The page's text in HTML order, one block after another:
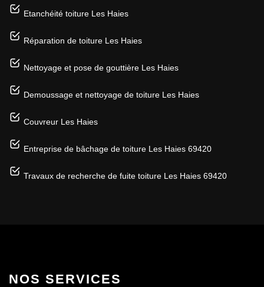
Etanchéité toiture Les Haies
Réparation de toiture Les Haies
Nettoyage et pose de gouttière Les Haies
Demoussage et nettoyage de toiture Les Haies
Couvreur Les Haies
Entreprise de bâchage de toiture Les Haies 69420
Travaux de recherche de fuite toiture Les Haies 69420
NOS SERVICES